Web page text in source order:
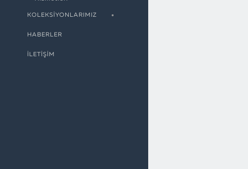
KOLEKSIYONLARIMIZ
HABERLER
İLETİŞİM